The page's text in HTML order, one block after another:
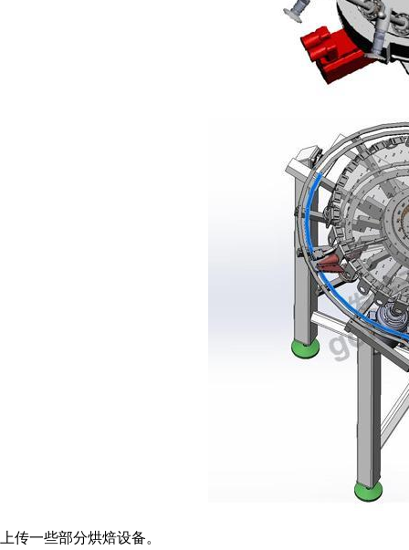
上传一些部分烘焙设备。